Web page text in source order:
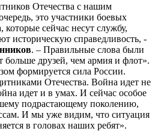
Отечества с нашим
это участники боевых
которые сейчас несут службу,
историческую справедливость, -
. – Правильные слова были
больше друзей, чем армия и флот».
формируется сила России.
Отечества. Война идет не
идет и в умах. И сейчас особое
подрастающему поколению,
И мы уже видим, что ситуация
в головах наших ребят».